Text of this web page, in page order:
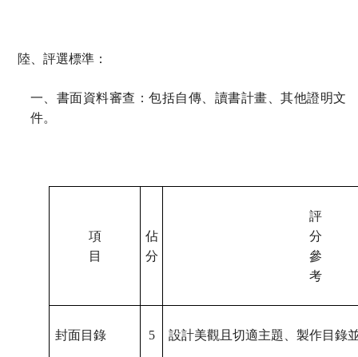
陸、評選標準：
一、書面資料審查：包括自傳、讀書計畫、其他證明文
件。
項
目
佔
分
評
分
參
考
封面目錄 5 設計美觀且切適主題、製作目錄